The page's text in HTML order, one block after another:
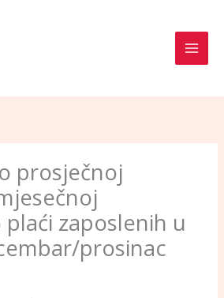
prosječnoj
zaposlenih u
prosinac